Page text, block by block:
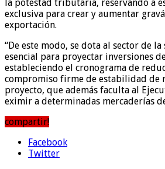
la potestad tributaria, reservando a
exclusiva para crear y aumentar
exportación.
“De este modo, se dota al sector de
esencial para proyectar inversiones
estableciendo el cronograma de
compromiso firme de estabilidad de
proyecto, que además faculta al
eximir a determinadas mercaderías
compartir!
Facebook
Twitter